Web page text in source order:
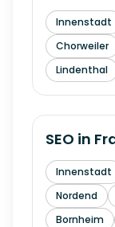
Innenstadt
Chorweiler
Lindenthal
SEO in
Innenstadt
Nordend
Bornheim